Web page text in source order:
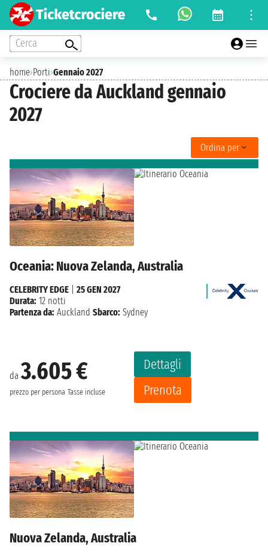
Cerca
home›Porti›Gennaio 2027
Crociere da Auckland gennaio
2027
Ordina per
Oceania: Nuova Zelanda, Australia
da3.605 €
prezzo per persona Tasse incluse
Dettagli
Prenota
CELEBRITY EDGE
25 GEN 2027
Durata: 12 notti
Partenza da: Auckland Sbarco: Sydney
Nuova Zelanda, Australia